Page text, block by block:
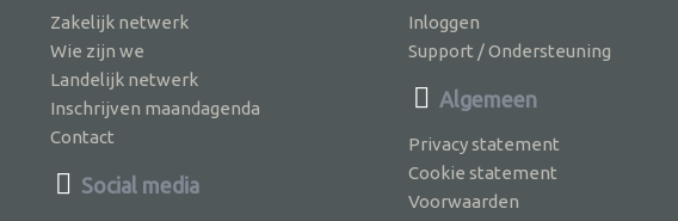
Zakelijk netwerk
Wie zijn we
Landelijk netwerk
Inschrijven maandagenda
Contact
Social media
Inloggen
Support / Ondersteuning
Algemeen
Privacy statement
Cookie statement
Voorwaarden